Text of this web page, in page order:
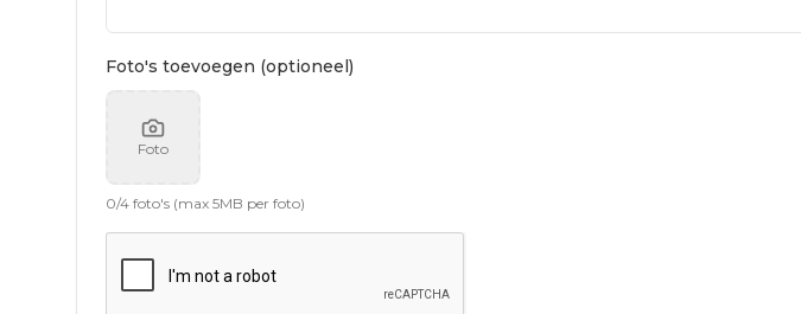
Foto's toevoegen (optioneel)
Foto
0/4 foto's (max 5MB per foto)